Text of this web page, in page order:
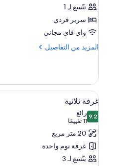
سرير
فردي
منفصل
تتّسع لـِ 1
سرير فردي
واي فاي مجاني
المزيد من التفاصيل
المزيد
غرفة
فردية
-
سرير
فردي
منفصل
استعراض
جميع
صور
غرفة
ثلاثية
4
غرفة ثلاثية
9.29.2 من 10
رائع
11 تقييمًا(11
تقييمًا)
20 متر مربع
غرفة نوم واحدة
يتّسع لـ 3